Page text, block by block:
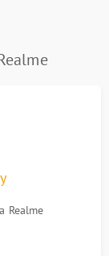
Realme